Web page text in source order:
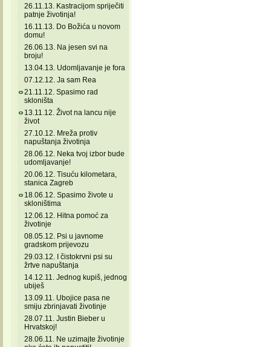
26.11.13. Kastracijom spriječiti
patnje životinja!
16.11.13. Do Božića u novom
domu!
26.06.13. Na jesen svi na
broju!
13.04.13. Udomljavanje je fora
07.12.12. Ja sam Rea
21.11.12. Spasimo rad
skloništa
13.11.12. Život na lancu nije
život
27.10.12. Mreža protiv
napuštanja životinja
28.06.12. Neka tvoj izbor bude
udomljavanje!
20.06.12. Tisuću kilometara,
stanica Zagreb
18.06.12. Spasimo živote u
skloništima
12.06.12. Hitna pomoć za
životinje
08.05.12. Psi u javnome
gradskom prijevozu
29.03.12. I čistokrvni psi su
žrtve napuštanja
14.12.11. Jednog kupiš, jednog
ubiješ
13.09.11. Ubojice pasa ne
smiju zbrinjavati životinje
28.07.11. Justin Bieber u
Hrvatskoj!
28.06.11. Ne uzimajte životinje